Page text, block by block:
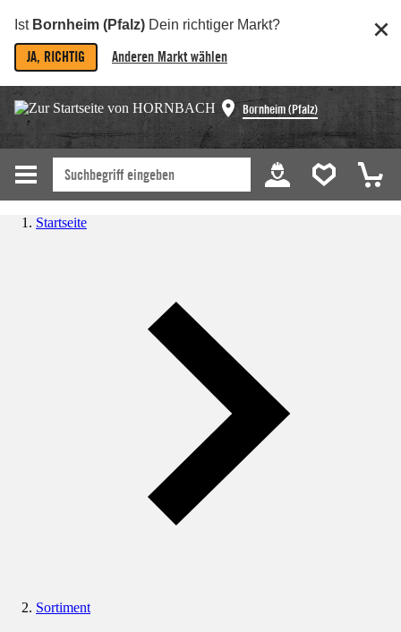
Ist Bornheim (Pfalz) Dein richtiger Markt?
JA, RICHTIG Anderen Markt wählen
Bornheim (Pfalz)
Startseite
Sortiment